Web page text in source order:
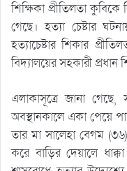
শিক্ষিকা প্রীতিলতা
গেছে। হত্যা চেষ্টার
হত্যাচেষ্টার শিকার
বিদ্যালয়ের সহকারী প্রধান
এলাকাসূত্রে জানা গেছে,
অবস্থানকালে একা পেয়ে
তার মা সালেহা বেগম
করে বাড়ির দেয়ালে